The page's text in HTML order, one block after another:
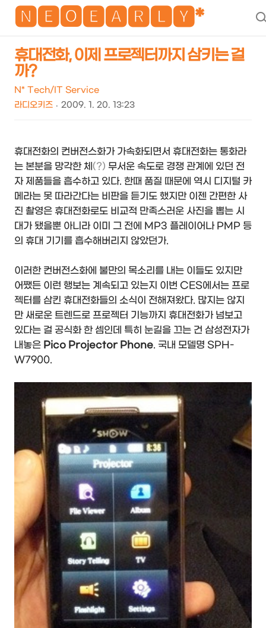
🅽🅴🅾🅴🅰🆁🅻🆈*
휴대전화, 이제 프로젝터까지 삼키는 걸
까?
N* Tech/IT Service
라디오키즈
2009. 1. 20. 13:23
휴대전화의 컨버전스화가 가속화되면서 휴대전화는 통화라
는 본분을 망각한 체 (?) 무서운 속도로 경쟁 관계에 있던 전
자 제품들을 흡수하고 있다. 한때 품질 때문에 역시 디지털 카
메라는 못 따라간다는 비판을 듣기도 했지만 이젠 간편한 사
진 촬영은 휴대전화로도 비교적 만족스러운 사진을 뽑는 시
대가 됐을뿐 아니라 이미 그 전에 MP3 플레이어나 PMP 등
의 휴대 기기를 흡수해버리지 않았던가.
이러한 컨버전스화에 불만의 목소리를 내는 이들도 있지만
어쨌든 이런 행보는 계속되고 있는지 이번 CES에서는 프로
젝터를 삼킨 휴대전화들의 소식이 전해져왔다. 많지는 않지
만 새로운 트렌드로 프로젝터 기능까지 휴대전화가 넘보고
있다는 걸 공식화 한 셈인데 특히 눈길을 끄는 건 삼성전자가
내놓은 Pico Projector Phone. 국내 모델명 SPH-
W7900.